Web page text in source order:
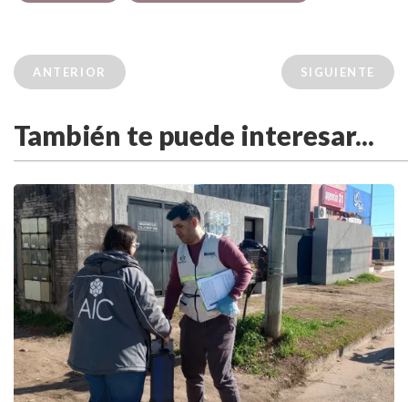
ANTERIOR SIGUIENTE
También te puede interesar...